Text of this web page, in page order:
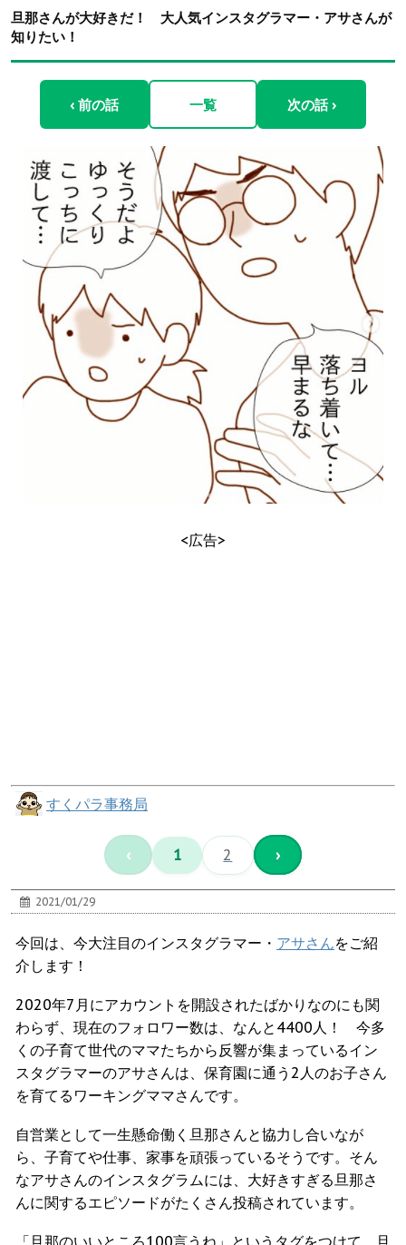
旦那さんが大好きだ！ 大人気インスタグラマー・アサさんが
知りたい！
‹ 前の話 一覧 次の話 ›
<広告>
すくパラ事務局
‹ 1 2 ›
2021/01/29
今回は、今大注目のインスタグラマー・ アサさんをご紹
介します！
2020年7月にアカウントを開設されたばかりなのにも関
わらず、現在のフォロワー数は、なんと4400人！ 今多
くの子育て世代のママたちから反響が集まっているイン
スタグラマーのアサさんは、保育園に通う2人のお子さん
を育てるワーキングママさんです。
自営業として一生懸命働く旦那さんと協力し合いなが
ら、子育てや仕事、家事を頑張っているそうです。そん
なアサさんのインスタグラムには、大好きすぎる旦那さ
んに関するエピソードがたくさん投稿されています。